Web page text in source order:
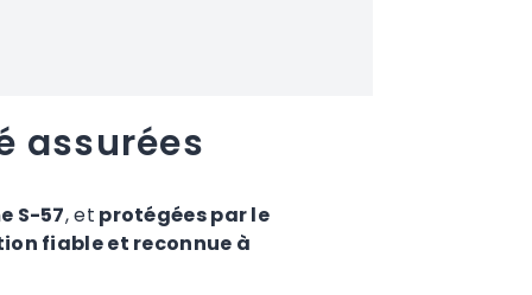
assurées
S-57, et protégées par le
fiable et reconnue à